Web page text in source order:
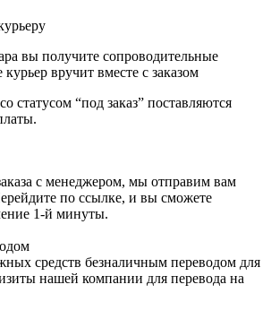
вы получите сопроводительные
вручит вместе с заказом
статусом “под заказ” поставляются
с менеджером, мы отправим вам
по ссылке, и вы сможете
1-й минуты.
средств безналичным переводом для
нашей компании для перевода на